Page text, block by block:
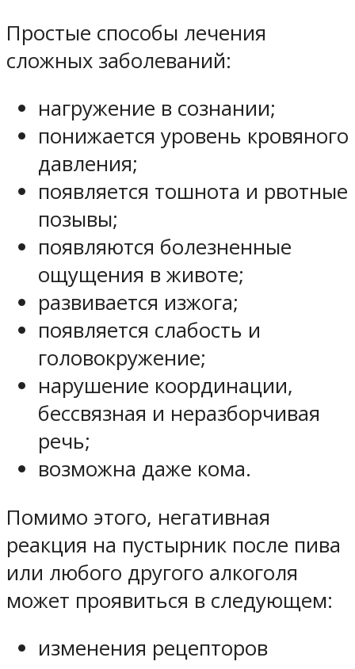
Простые способы лечения
сложных заболеваний:
нагружение в сознании;
понижается уровень кровяного
давления;
появляется тошнота и рвотные
позывы;
появляются болезненные
ощущения в животе;
развивается изжога;
появляется слабость и
головокружение;
нарушение координации,
бессвязная и неразборчивая
речь;
возможна даже кома.
Помимо этого, негативная
реакция на пустырник после пива
или любого другого алкоголя
может проявиться в следующем:
изменения рецепторов